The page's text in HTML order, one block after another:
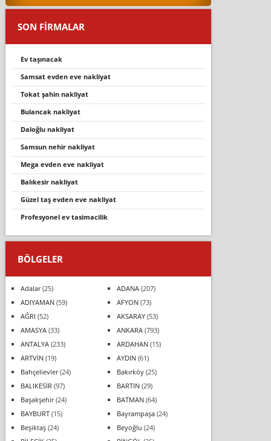
SON FİRMALAR
ev taşınacak
samsat evden eve nakli̇yat
tokat şahin nakliyat
bulancak nakliyat
daloğlu nakli̇yat
samsun nehir nakliyat
mega evden eve nakli̇yat
balıkesir nakliyat
güzel taş evden eve nakliyat
profesyonel ev tasi̇maci̇li̇k
BÖLGELER
Adalar(25) ADANA(207)
ADIYAMAN(59) AFYON(73)
AĞRI (52) AKSARAY(53)
AMASYA(33) ANKARA(793)
ANTALYA(233) ARDAHAN(15)
ARTVİN(19) AYDIN(61)
Bahçelievler(24) Bakırköy(25)
BALIKESİR (97) BARTIN(29)
Başakşehir(24) BATMAN(64)
BAYBURT(15) Bayrampaşa(24)
Beşiktaş(24) Beyoğlu (24)